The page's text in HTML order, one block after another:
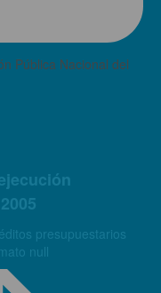
Pública Nacional del
presupuestarios
null